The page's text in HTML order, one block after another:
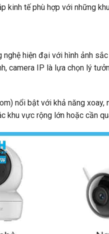
kinh tế phù hợp với những
nghệ hiện đại với hình ảnh
camera IP là lựa chọn lý
nổi bật với khả năng
khu vực rộng lớn hoặc cần